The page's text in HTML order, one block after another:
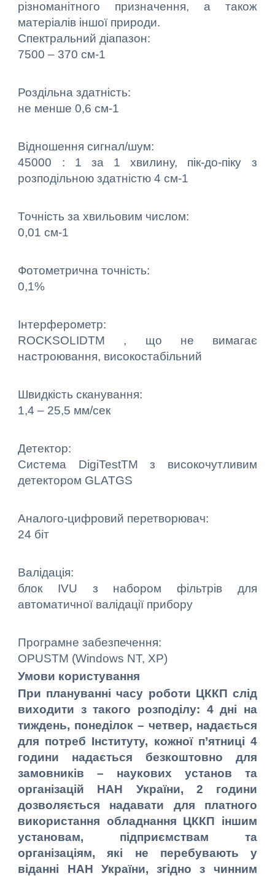
різноманітного призначення, а також
матеріалів іншої природи.
Спектральний діапазон:
7500 – 370 см-1
Роздільна здатність:
не менше 0,6 см-1
Відношення сигнал/шум:
45000 : 1 за 1 хвилину, пік-до-піку з
розподільною здатністю 4 см-1
Точність за хвильовим числом:
0,01 см-1
Фотометрична точність:
0,1%
Інтерферометр:
ROCKSOLIDTM , що не вимагає
настроювання, високостабільний
Швидкість сканування:
1,4 – 25,5 мм/сек
Детектор:
Система DigiTestTM з високочутливим
детектором GLATGS
Аналого-цифровий перетворювач:
24 біт
Валідація:
блок IVU з набором фільтрів для
автоматичної валідації прибору
Програмне забезпечення:
OPUSTM (Windows NT, XP)
Умови користування
При плануванні часу роботи ЦККП слід
виходити з такого розподілу: 4 дні на
тиждень, понеділок – четвер, надається
для потреб Інституту, кожної п’ятниці 4
години надається безкоштовно для
замовників – наукових установ та
організацій НАН України, 2 години
дозволяється надавати для платного
використання обладнання ЦККП іншим
установам, підприємствам та
організаціям, які не перебувають у
віданні НАН України, згідно з чинним